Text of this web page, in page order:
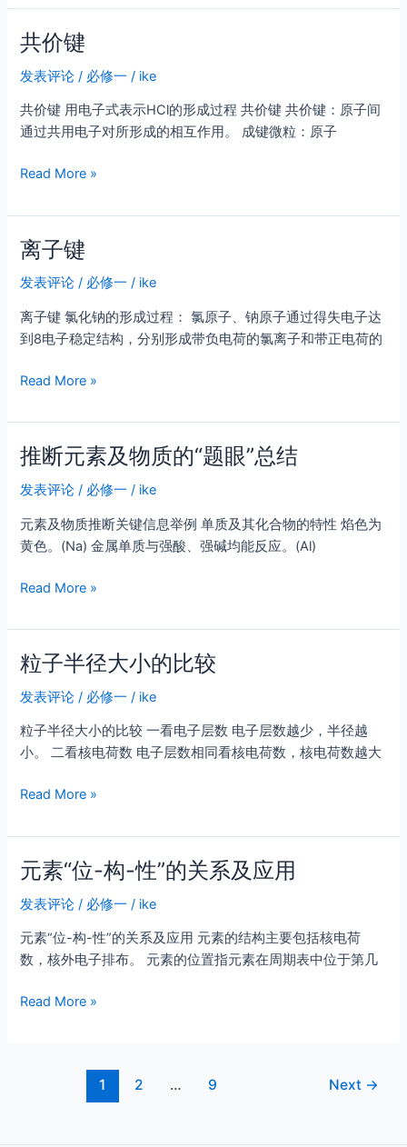
共
化
合
物
比
键
共价键
发表评论 / 必修一 / ike
共价键 用电子式表示HCl的形成过程 共价键 共价键：原子间
通过共用电子对所形成的相互作用。 成键微粒：原子
共
键
Read More »
离子键
发表评论 / 必修一 / ike
离子键 氯化钠的形成过程： 氯原子、钠原子通过得失电子达
到8电子稳定结构，分别形成带负电荷的氯离子和带正电荷的
离
键
Read More »
推断元素及物质的“题眼”总结
发表评论 / 必修一 / ike
元素及物质推断关键信息举例 单质及其化合物的特性 焰色为
黄色。(Na) 金属单质与强酸、强碱均能反应。(Al)
推
元
素
及
物
的
“题
总
Read More »
粒子半径大小的比较
发表评论 / 必修一 / ike
粒子半径大小的比较 一看电子层数 电子层数越少，半径越
小。 二看核电荷数 电子层数相同看核电荷数，核电荷数越大
粒
半
径
大
小
比
较
Read More »
元素“位-构-性”的关系及应用
发表评论 / 必修一 / ike
元素“位-构-性”的关系及应用 元素的结构主要包括核电荷
数，核外电子排布。 元素的位置指元素在周期表中位于第几
元
Read More »
1 2 … 9 Next →